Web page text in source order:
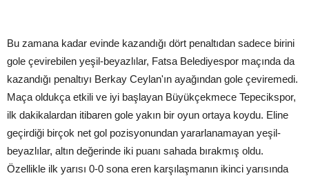
Bu zamana kadar evinde kazandığı dört penaltıdan sadece birini
gole çevirebilen yeşil-beyazlılar, Fatsa Belediyespor maçında da
kazandığı penaltıyı Berkay Ceylan'ın ayağından gole çeviremedi.
Maça oldukça etkili ve iyi başlayan Büyükçekmece Tepecikspor,
ilk dakikalardan itibaren gole yakın bir oyun ortaya koydu. Eline
geçirdiği birçok net gol pozisyonundan yararlanamayan yeşil-
beyazlılar, altın değerinde iki puanı sahada bırakmış oldu.
Özellikle ilk yarısı 0-0 sona eren karşılaşmanın ikinci yarısında